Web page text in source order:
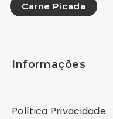
Carne Picada
Informações
Política Privacidade